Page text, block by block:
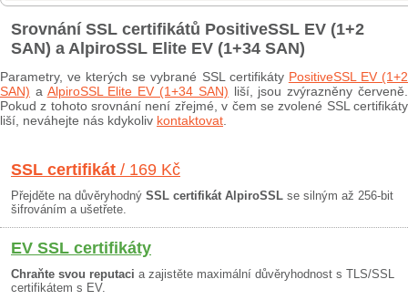
Srovnání SSL certifikátů PositiveSSL EV (1+2
SAN) a AlpiroSSL Elite EV (1+34 SAN)
Parametry, ve kterých se vybrané SSL certifikáty PositiveSSL EV (1+2
SAN) a AlpiroSSL Elite EV (1+34 SAN) liší, jsou zvýrazněny červeně.
Pokud z tohoto srovnání není zřejmé, v čem se zvolené SSL certifikáty
liší, neváhejte nás kdykoliv kontaktovat
SSL certifikát / 169 Kč
Přejděte na důvěryhodný SSL certifikát AlpiroSSL se silným až 256-bit
šifrováním a ušetřete.
EV SSL certifikáty
Chraňte svou reputaci a zajistěte maximální důvěryhodnost s TLS/SSL
certifikátem s EV.